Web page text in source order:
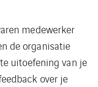
medewerker
de organisatie
uitoefening van je
over je